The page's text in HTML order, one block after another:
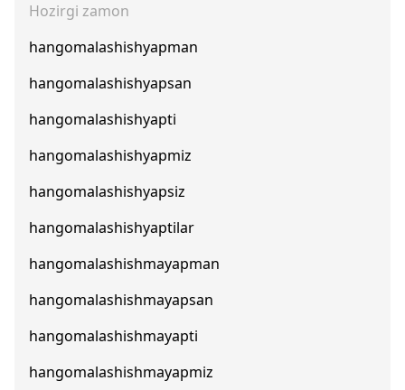
Hozirgi zamon
hangomalashishyapman
hangomalashishyapsan
hangomalashishyapti
hangomalashishyapmiz
hangomalashishyapsiz
hangomalashishyaptilar
hangomalashishmayapman
hangomalashishmayapsan
hangomalashishmayapti
hangomalashishmayapmiz